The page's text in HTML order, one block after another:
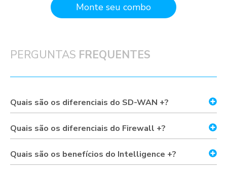
Monte seu combo
PERGUNTAS FREQUENTES
Quais são os diferenciais do SD-WAN +?
Quais são os diferenciais do Firewall +?
Quais são os benefícios do Intelligence +?